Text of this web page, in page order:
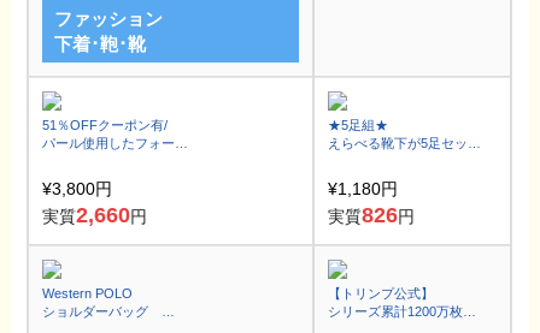
ファッション
下着･鞄･靴
51％OFFクーポン有/
パール使用したフォーマ
なロングネックレス
¥3,800円
実質2,660円
★5足組★
えらべる靴下が5足セット
ビジネスもカジュアルも
対応【5足SET】
¥1,180円
実質826円
Western POLO
ショルダーバッグ
【トリンプ公式】
シリーズ累計1200万枚！